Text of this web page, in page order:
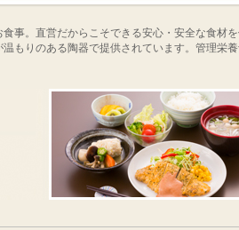
事。直営だからこそできる安心・安全な食材
もりのある陶器で提供されています。管理栄養